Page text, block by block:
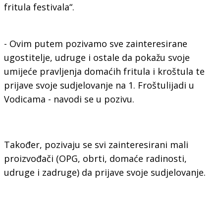
fritula festivala“.
- Ovim putem pozivamo sve zainteresirane
ugostitelje, udruge i ostale da pokažu svoje
umijeće pravljenja domaćih fritula i kroštula te
prijave svoje sudjelovanje na 1. Froštulijadi u
Vodicama - navodi se u pozivu.
Također, pozivaju se svi zainteresirani mali
proizvođači (OPG, obrti, domaće radinosti,
udruge i zadruge) da prijave svoje sudjelovanje.